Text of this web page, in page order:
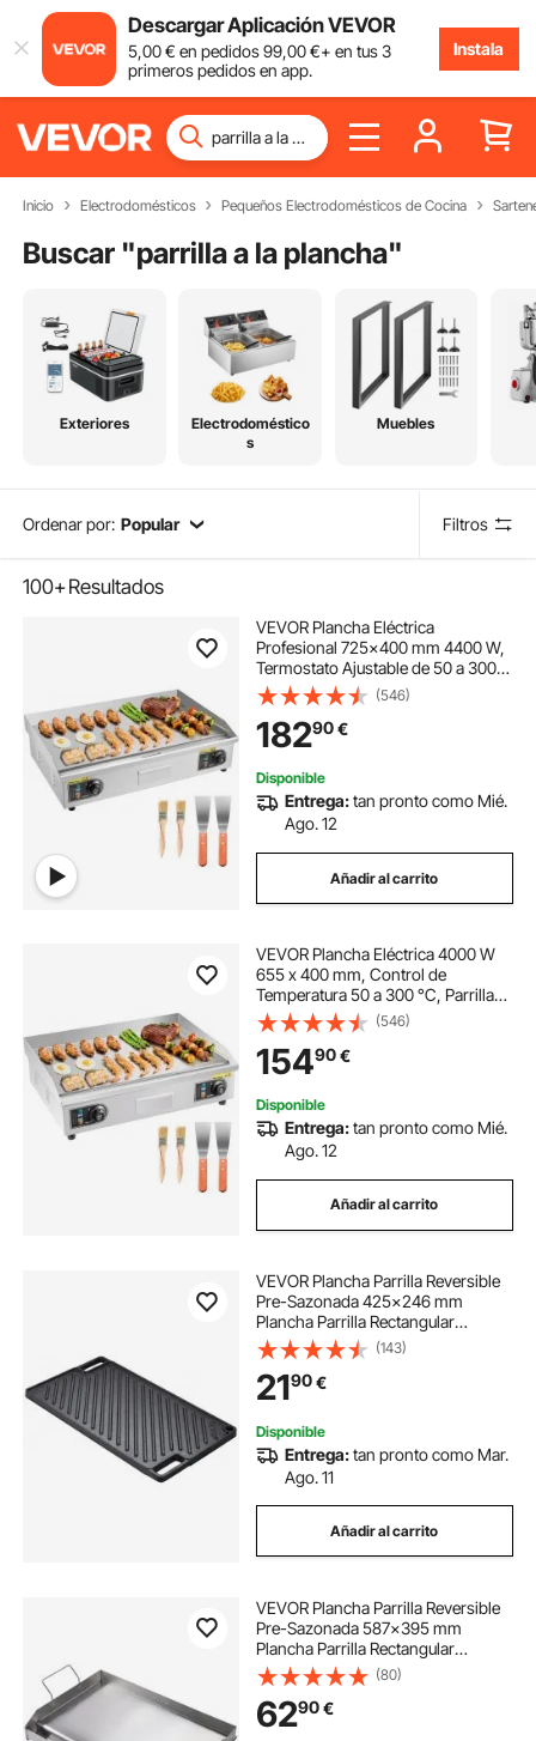
Descargar Aplicación VEVOR
5,00€ en pedidos99,00€+ en tus 3
primeros pedidos en app.
Instala
Inicio Electrodomésticos Pequeños Electrodomésticos de Cocina
Buscar "parrilla a la plancha"
Exteriores
Electrodoméstico
s
Muebles
Ordenar por: Popular Filtros
100+Resultados
VEVOR Plancha Eléctrica
Profesional 725x400 mm 4400 W,
Termostato Ajustable de 50 a 300
°C, Placa con Protección contra
Salpicaduras, Cuerpo de Acero
Inoxidable, para Uso en Interiores y
Exteriores
(546)
18290€
Disponible
Entrega:tan pronto como Mié.
Ago. 12
Añadir al carrito
VEVOR Plancha Eléctrica 4000 W
655 x 400 mm, Control de
Temperatura 50 a 300 °C, Parrilla
de Encimera de Acero Inoxidable
con Superficie Plana, 4
Almohadillas para los Pies, para
Carne (Sin Enchufe)
(546)
15490€
Disponible
Entrega:tan pronto como Mié.
Ago. 12
Añadir al carrito
VEVOR Plancha Parrilla Reversible
Pre-Sazonada 425x246 mm
Plancha Parrilla Rectangular
Plancha de Cocción Antiadherente
de Hierro Fundido Espesor 3,3 mm
para Cocina de Gas 2 Quemadores
Barbacoa
(143)
2190€
Disponible
Entrega:tan pronto como Mar.
Ago. 11
Añadir al carrito
VEVOR Plancha Parrilla Reversible
Pre-Sazonada 587x395 mm
Plancha Parrilla Rectangular
Plancha de Cocción Antiadherente
de Hierro Fundido Espesor 2 mm
para Cocina de Gas 2 Quemadores
Barbacoa
(80)
6290€